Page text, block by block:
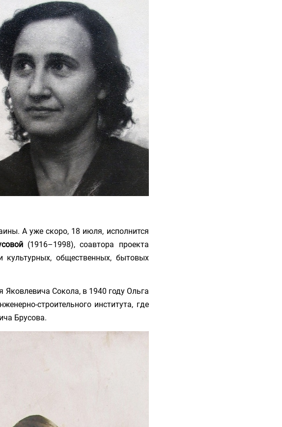
А уже скоро, 18 июля, исполнится
(1916–1998), соавтора проекта
общественных, бытовых
Сокола, в 1940 году Ольга
строительного института, где
Брусова.